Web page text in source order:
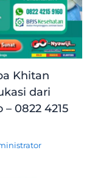
Khitan
dari
0822 4215